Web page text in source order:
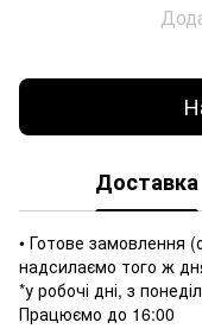
Доставка
• Готове замовлення
надсилаємо того ж
*у робочі дні, з
Працюємо до 16:00